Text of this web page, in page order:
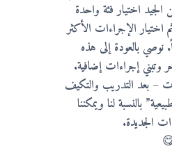
اختيار فئة واحدة
اختيار الإجراءات الأكثر
نوصي بالعودة إلى هذه
إجراءات إضافية.
– بعد التدريب والتكيف
بالنسبة لنا ويمكننا
الجديدة.